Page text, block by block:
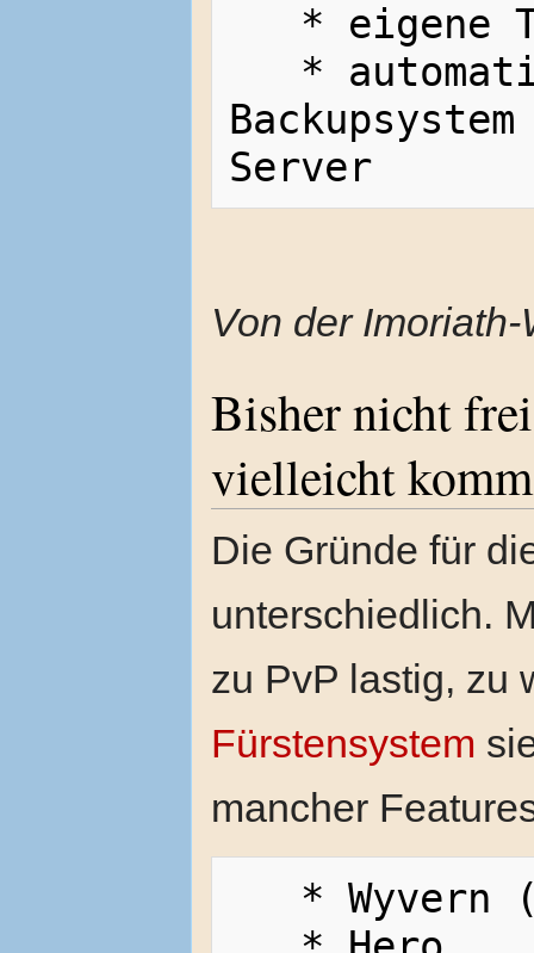
Von der Imoriath-
Bisher nicht
vielleicht
Die Gründe für
unterschiedlich.
zu PvP lastig, zu
Fürstensystem
mancher